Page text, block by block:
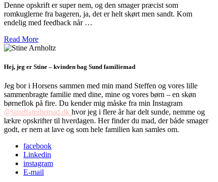
Denne opskrift er super nem, og den smager præcist som
romkuglerne fra bageren, ja, det er helt skørt men sandt. Kom
endelig med feedback når …
Read More
Hej, jeg er Stine – kvinden bag Sund familiemad
Jeg bor i Horsens sammen med min mand Steffen og vores lille
sammenbragte familie med dine, mine og vores børn – en skøn
børneflok på fire. Du kender mig måske fra min Instagram
@sundfamiliemad.dk hvor jeg i flere år har delt sunde, nemme og
lækre opskrifter til hverdagen. Her finder du mad, der både smager
godt, er nem at lave og som hele familien kan samles om.
facebook
Linkedin
instagram
E-mail